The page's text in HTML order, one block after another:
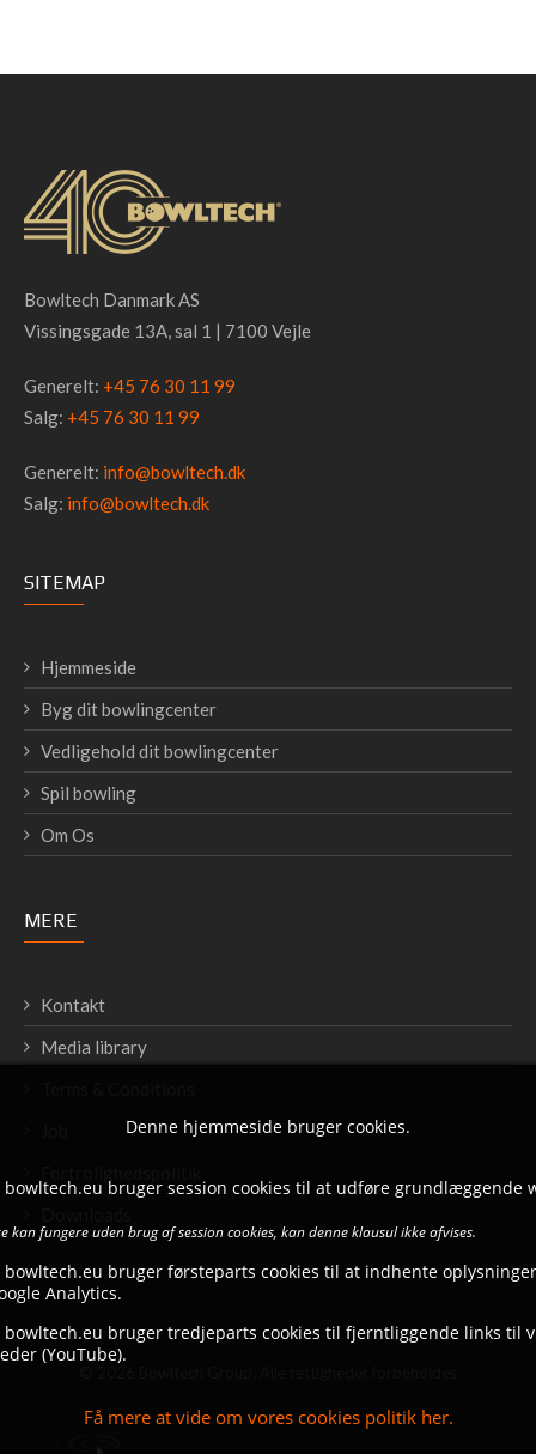
Bowltech Danmark AS
Vissingsgade 13A, sal 1 | 7100 Vejle
Generelt: +45 76 30 11 99
Salg: +45 76 30 11 99
Generelt: info@bowltech.dk
Salg: info@bowltech.dk
SITEMAP
Hjemmeside
Byg dit bowlingcenter
Vedligehold dit bowlingcenter
Spil bowling
Om Os
MERE
Kontakt
Media library
Denne hjemmeside bruger cookies.
bowltech.eu bruger session cookies til at udføre grundlæggende
kan fungere uden brug af session cookies, kan denne klausul ikke afvises.
bowltech.eu bruger førsteparts cookies til at indhente
Analytics.
bowltech.eu bruger tredjeparts cookies til fjerntliggende links til
(YouTube).
Få mere at vide om vores cookies politik her.